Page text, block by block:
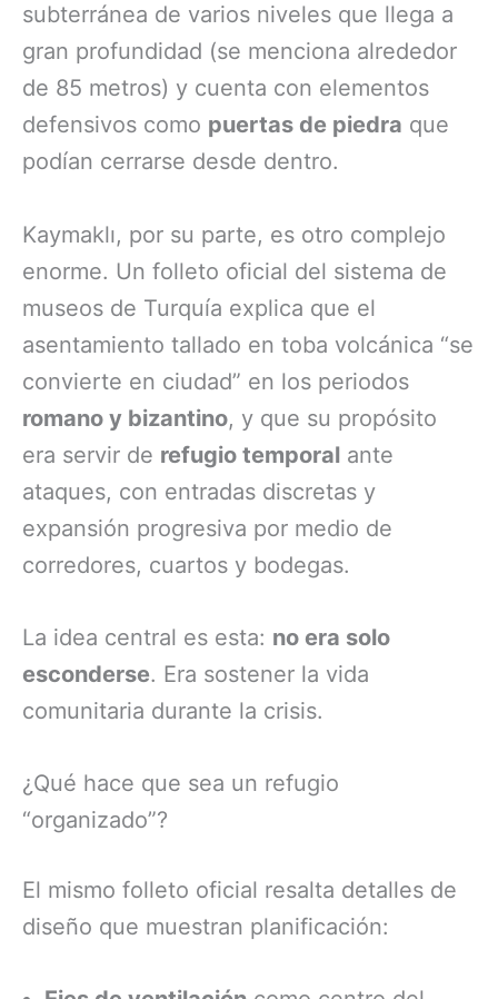
subterránea de varios niveles que llega a
gran profundidad (se menciona alrededor
de 85 metros) y cuenta con elementos
defensivos como puertas de piedra que
podían cerrarse desde dentro.
Kaymaklı, por su parte, es otro complejo
enorme. Un folleto oficial del sistema de
museos de Turquía explica que el
asentamiento tallado en toba volcánica “se
convierte en ciudad” en los periodos
romano y bizantino, y que su propósito
era servir de refugio temporal ante
ataques, con entradas discretas y
expansión progresiva por medio de
corredores, cuartos y bodegas.
La idea central es esta: no era solo
esconderse. Era sostener la vida
comunitaria durante la crisis.
¿Qué hace que sea un refugio
“organizado”?
El mismo folleto oficial resalta detalles de
diseño que muestran planificación: